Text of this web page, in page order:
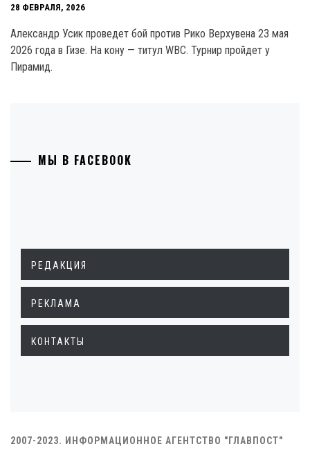
28 ФЕВРАЛЯ, 2026
Александр Усик проведет бой против Рико Верхувена 23 мая
2026 года в Гизе. На кону — титул WBC. Турнир пройдет у
Пирамид.
МЫ В FACEBOOK
РЕДАКЦИЯ
РЕКЛАМА
КОНТАКТЫ
2007-2023. ИНФОРМАЦИОННОЕ АГЕНТСТВО "ГЛАВПОСТ"